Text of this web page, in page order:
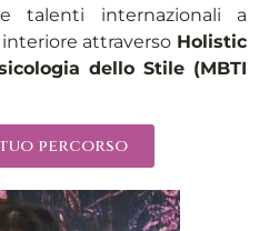
talenti internazionali a
attraverso Holistic
dello Stile (MBTI
percorso